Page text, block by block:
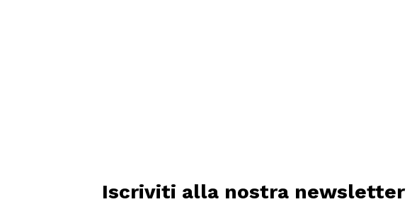
Iscriviti alla nostra newsletter